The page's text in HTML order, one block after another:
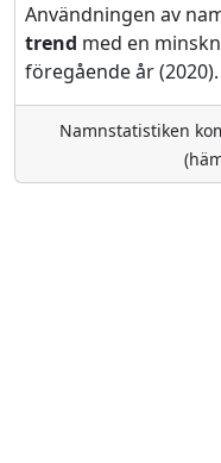
Användningen av
trend med en
föregående år (2020).
Namnstatistiken